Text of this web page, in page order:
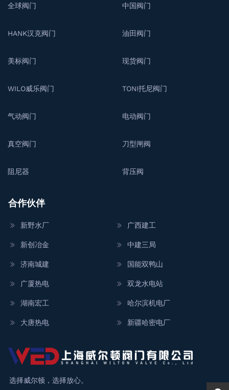
全球阀门 中国阀门
HANK汉克阀门 油田阀门
美标阀门 现货阀门
WILO威乐阀门 TONI托尼阀门
气动阀门 电动阀门
真空阀门 刀型闸阀
阻尼器 背压阀
合作伙伴
新野水厂
新创冶金
济南城建
广厦热电
湖南宏工
大唐热电
广西建工
中建三局
国能双鸭山
双龙水电站
哈尔滨机电厂
新疆哈密电厂
选择威尔顿，选择放心。